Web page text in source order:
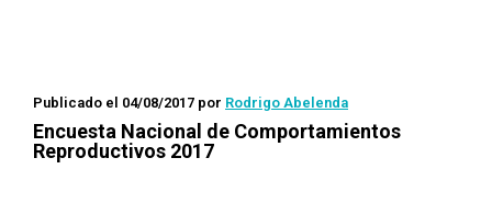
Publicado el 04/08/2017 por Rodrigo Abelenda
Encuesta Nacional de Comportamientos
Reproductivos 2017